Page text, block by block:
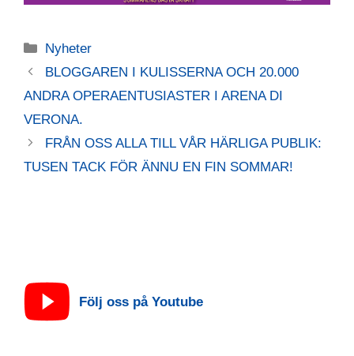
Kategorier
Nyheter
BLOGGAREN I KULISSERNA OCH 20.000
ANDRA OPERAENTUSIASTER I ARENA DI
VERONA.
FRÅN OSS ALLA TILL VÅR HÄRLIGA PUBLIK:
TUSEN TACK FÖR ÄNNU EN FIN SOMMAR!
Följ oss på Youtube